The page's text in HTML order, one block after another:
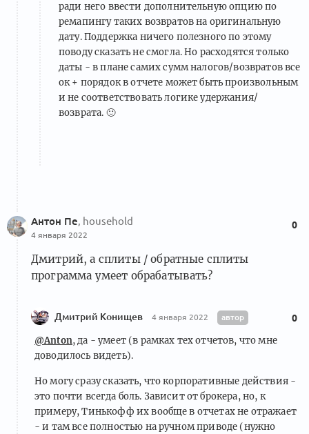
ради него ввести дополнительную опцию по
ремапингу таких возвратов на оригинальную
дату. Поддержка ничего полезного по этому
поводу сказать не смогла. Но расходятся только
даты - в плане самих сумм налогов/возвратов все
ок + порядок в отчете может быть произвольным
и не соответствовать логике удержания/
возврата. 🙂
Антон Пе, household
4 января 2022
0
Дмитрий, а сплиты / обратные сплиты
программа умеет обрабатывать?
Дмитрий Конищев 4 января 2022 автор 0
@Anton, да - умеет (в рамках тех отчетов, что мне
доводилось видеть).
Но могу сразу сказать, что корпоративные действия -
это почти всегда боль. Зависит от брокера, но, к
примеру, Тинькофф их вообще в отчетах не отражает
- и там все полностью на ручном приводе (нужно